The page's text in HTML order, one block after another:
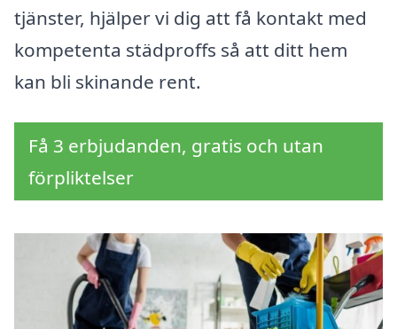
tjänster, hjälper vi dig att få kontakt med
kompetenta städproffs så att ditt hem
kan bli skinande rent.
Få 3 erbjudanden, gratis och utan
förpliktelser